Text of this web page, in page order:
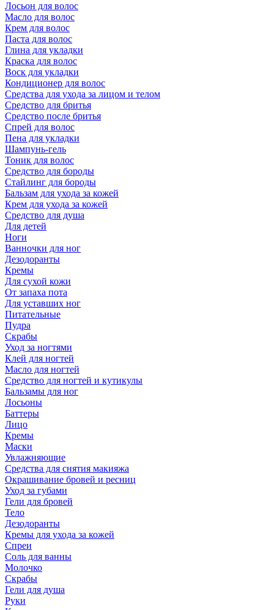
Лосьон для волос
Масло для волос
Крем для волос
Паста для волос
Глина для укладки
Краска для волос
Воск для укладки
Кондиционер для волос
Средства для ухода за лицом и телом
Средство для бритья
Средство после бритья
Спрей для волос
Пена для укладки
Шампунь-гель
Тоник для волос
Средство для бороды
Стайлинг для бороды
Бальзам для ухода за кожей
Крем для ухода за кожей
Средство для душа
Для детей
Ноги
Ванночки для ног
Дезодоранты
Кремы
Для сухой кожи
От запаха пота
Для уставших ног
Питательные
Пудра
Скрабы
Уход за ногтями
Клей для ногтей
Масло для ногтей
Средство для ногтей и кутикулы
Бальзамы для ног
Лосьоны
Баттеры
Лицо
Кремы
Маски
Увлажняющие
Средства для снятия макияжа
Окрашивание бровей и ресниц
Уход за губами
Гели для бровей
Тело
Дезодоранты
Кремы для ухода за кожей
Спреи
Соль для ванны
Молочко
Скрабы
Гели для душа
Руки